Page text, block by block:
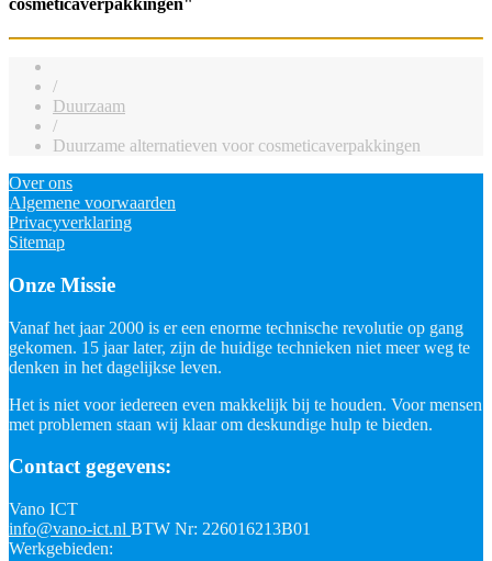
/
Duurzaam
/
Duurzame alternatieven voor cosmeticaverpakkingen
Over ons
Algemene voorwaarden
Privacyverklaring
Sitemap
Onze Missie
Vanaf het jaar 2000 is er een enorme technische revolutie op gang
gekomen. 15 jaar later, zijn de huidige technieken niet meer weg te
denken in het dagelijkse leven.
Het is niet voor iedereen even makkelijk bij te houden. Voor mensen
met problemen staan wij klaar om deskundige hulp te bieden.
Contact gegevens:
Vano ICT
info@vano-ict.nl BTW Nr: 226016213B01
Werkgebieden: